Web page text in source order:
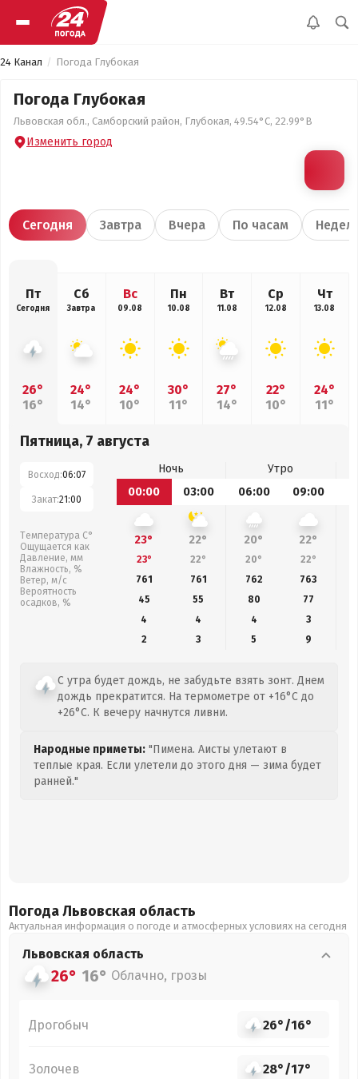
24 Канал Погода Глубокая
Погода Глубокая
Львовская обл., Самборский район, Глубокая, 49.54°С, 22.99°В
Изменить город
Сегодня Завтра Вчера По часам
Пт
Сегодня
26°
16°
Сб
Завтра
24°
14°
Вс
09.08
24°
10°
Пн
10.08
30°
11°
Вт
11.08
27°
14°
Ср
12.08
22°
10°
Чт
13.08
24°
11°
Пятница, 7 августа
Восход:06:07
Закат:21:00
Температура С°
Ощущается как
Давление, мм
Влажность, %
Ветер, м/с
Вероятность
осадков, %
Ночь
Утро
00:00
03:00 06:00 09:00
23° 22° 20° 22°
23° 22° 20° 22°
761
761 762 763
45
55 80 77
4
4 4
3
2
3 5 9
С утра будет дождь, не забудьте взять зонт. Днем
дождь прекратится. На термометре от +16°C до
+26°C. К вечеру начнутся ливни.
Народные приметы: "Пимена. Аисты улетают в
теплые края. Если улетели до этого дня — зима будет
ранней."
Погода Львовская область
Актуальная информация о погоде и атмосферных условиях на сегодня
Львовская область
26° 16° Облачно, грозы
Дрогобыч 26°/16°
Золочев 28°/17°